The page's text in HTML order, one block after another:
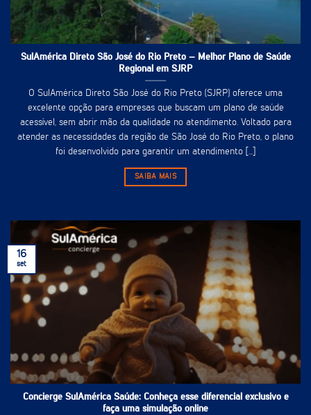
SulAmérica Direto São José do Rio Preto – Melhor Plano de Saúde
Regional em SJRP
O SulAmérica Direto São José do Rio Preto (SJRP) oferece uma
excelente opção para empresas que buscam um plano de saúde
acessível, sem abrir mão da qualidade no atendimento. Voltado para
atender as necessidades da região de São José do Rio Preto, o plano
foi desenvolvido para garantir um atendimento [...]
SAIBA MAIS
Concierge SulAmérica Saúde: Conheça esse diferencial exclusivo e
faça uma simulação online
16
set